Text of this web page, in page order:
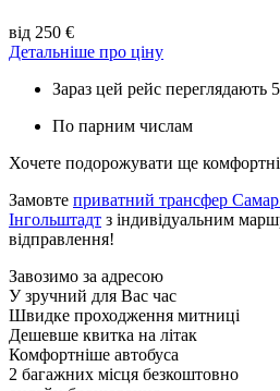
від 250 €
Детальніше про ціну
Зараз цей рейс переглядають
По парним числам
Хочете подорожувати ще
Замовте приватний трансфер
Інгольштадт з індивідуальним
відправлення!
Завозимо за адресою
У зручний для Вас час
Швидке проходження митниці
Дешевше квитка на літак
Комфортніше автобуса
2 багажних місця безкоштовно